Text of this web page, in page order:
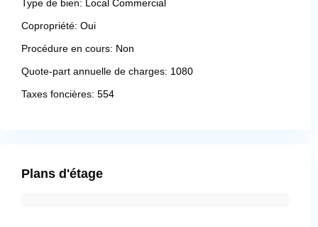
Type de bien: Local Commercial
Copropriété: Oui
Procédure en cours: Non
Quote-part annuelle de charges: 1080
Taxes foncières: 554
Plans d'étage